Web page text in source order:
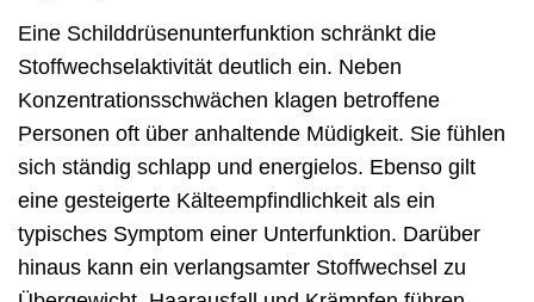
Eine Schilddrüsenunterfunktion schränkt die
Stoffwechselaktivität deutlich ein. Neben
Konzentrationsschwächen klagen betroffene
Personen oft über anhaltende Müdigkeit. Sie fühlen
sich ständig schlapp und energielos. Ebenso gilt
eine gesteigerte Kälteempfindlichkeit als ein
typisches Symptom einer Unterfunktion. Darüber
hinaus kann ein verlangsamter Stoffwechsel zu